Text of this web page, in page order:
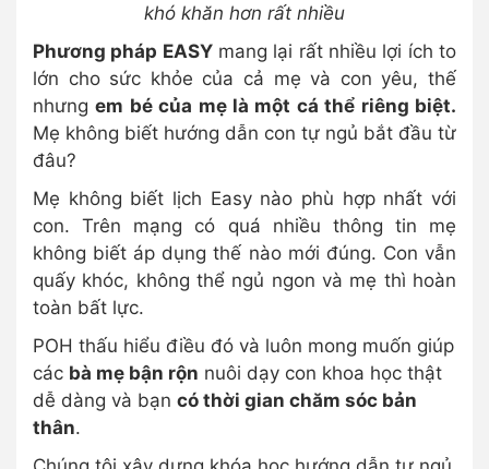
khó khăn hơn rất nhiều
Phương pháp EASYmang lại rất nhiều lợi ích to
lớn cho sức khỏe của cả mẹ và con yêu, thế
nhưngem bé của mẹ là một cá thể riêng biệt.
Mẹ không biết hướng dẫn con tự ngủ bắt đầu từ
đâu?
Mẹ không biết lịch Easy nào phù hợp nhất với
con. Trên mạng có quá nhiều thông tin mẹ
không biết áp dụng thế nào mới đúng. Con vẫn
quấy khóc, không thể ngủ ngon và mẹ thì hoàn
toàn bất lực.
POH thấu hiểu điều đó và luôn mong muốn giúp
các bà mẹ bận rộn nuôi dạy con khoa học thật
dễ dàng và bạn có thời gian chăm sóc bản
thân.